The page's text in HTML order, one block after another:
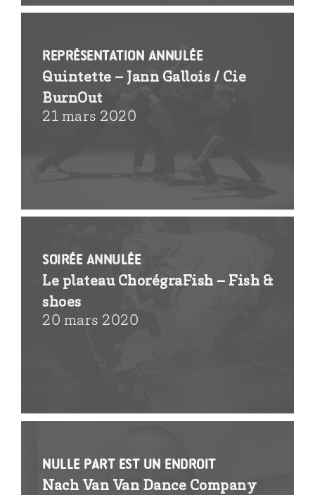
REPRÉSENTATION ANNULÉE
Quintette – Jann Gallois / Cie
BurnOut
21 mars 2020
SOIRÉE ANNULÉE
Le plateau ChorégraFish – Fish &
shoes
20 mars 2020
Nulle part est un endroit
Nach Van Van Dance Company